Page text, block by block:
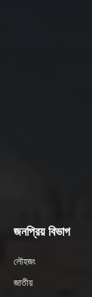
জনপ্রিয় বিভাগ
লৌহজং
জাতীয়